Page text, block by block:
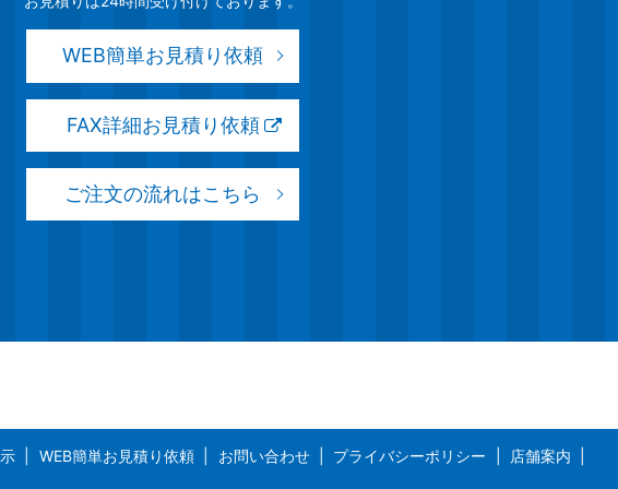
WEB簡単お見積り依頼
FAX詳細お見積り依頼
ご注文の流れはこちら
WEB簡単お見積り依頼 お問い合わせ プライバシーポリシー
店舗案内